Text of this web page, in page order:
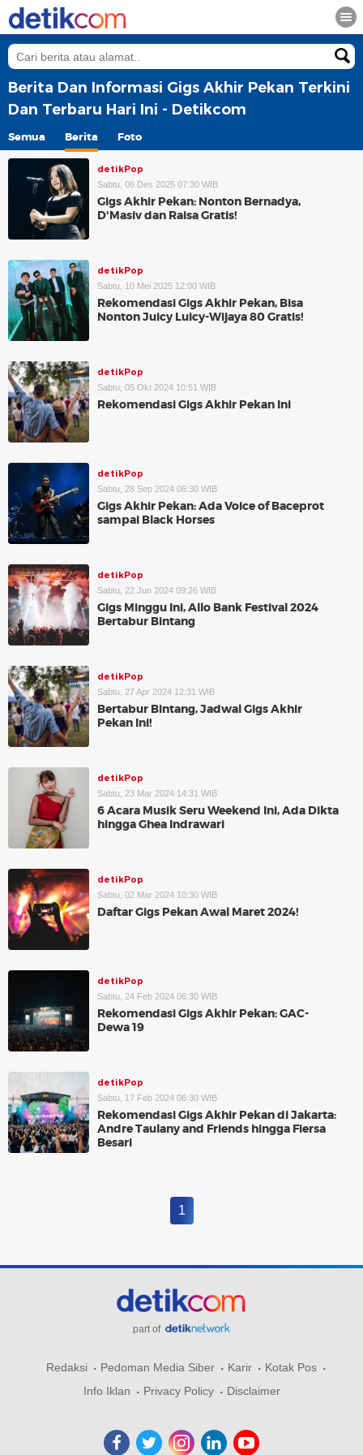
Berita Dan Informasi Gigs Akhir Pekan Terkini
Dan Terbaru Hari Ini - Detikcom
Semua Berita Foto
detikPop
Sabtu, 06 Des 2025 07:30 WIB
Gigs Akhir Pekan: Nonton Bernadya,
D'Masiv dan Raisa Gratis!
detikPop
Sabtu, 10 Mei 2025 12:00 WIB
Rekomendasi Gigs Akhir Pekan, Bisa
Nonton Juicy Luicy-Wijaya 80 Gratis!
detikPop
Sabtu, 05 Okt 2024 10:51 WIB
Rekomendasi Gigs Akhir Pekan Ini
detikPop
Sabtu, 28 Sep 2024 06:30 WIB
Gigs Akhir Pekan: Ada Voice of Baceprot
sampai Black Horses
detikPop
Sabtu, 22 Jun 2024 09:26 WIB
Gigs Minggu Ini, Allo Bank Festival 2024
Bertabur Bintang
detikPop
Sabtu, 27 Apr 2024 12:31 WIB
Bertabur Bintang, Jadwal Gigs Akhir
Pekan Ini!
detikPop
Sabtu, 23 Mar 2024 14:31 WIB
6 Acara Musik Seru Weekend Ini, Ada Dikta
hingga Ghea Indrawari
detikPop
Sabtu, 02 Mar 2024 10:30 WIB
Daftar Gigs Pekan Awal Maret 2024!
detikPop
Sabtu, 24 Feb 2024 06:30 WIB
Rekomendasi Gigs Akhir Pekan: GAC-
Dewa 19
detikPop
Sabtu, 17 Feb 2024 06:30 WIB
Rekomendasi Gigs Akhir Pekan di Jakarta:
Andre Taulany and Friends hingga Fiersa
Besari
1
part of
Redaksi Pedoman Media Siber Karir
Kotak Pos
Info Iklan
Privacy Policy Disclaimer